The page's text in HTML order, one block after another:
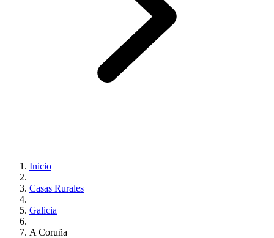
Inicio
Casas Rurales
Galicia
A Coruña